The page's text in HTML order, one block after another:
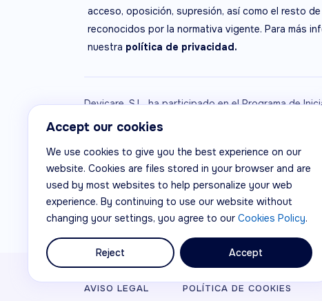
Accept our cookies
We use cookies to give you the best experience on our
website. Cookies are files stored in your browser and are
used by most websites to help personalize your web
experience. By continuing to use our website without
changing your settings, you agree to our Cookies Policy.
Reject Accept
acceso, oposición, supresión, así como el resto
reconocidos por la normativa vigente. Para más
nuestra política de privacidad.
Devicare, S.L. ha participado en el Programa de
apoyo de ICEX, así como con la cofinanciación de
medida de los mismos, al crecimiento económico
AVISO LEGAL POLÍTICA DE COOKIES